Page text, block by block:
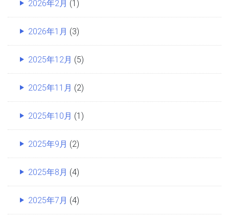
2026年2月 (1)
2026年1月 (3)
2025年12月 (5)
2025年11月 (2)
2025年10月 (1)
2025年9月 (2)
2025年8月 (4)
2025年7月 (4)